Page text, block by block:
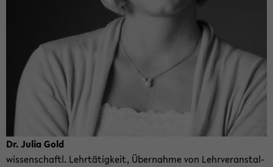
Dr. Julia Gold
wis­sen­schaftl. Lehr­tä­tig­keit, Über­nah­me von Lehr­ver­an­stal­